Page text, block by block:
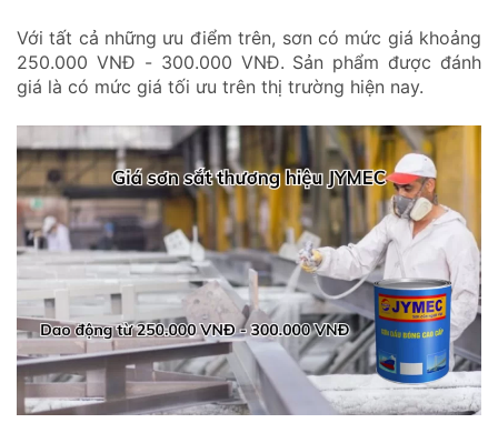
Với tất cả những ưu điểm trên, sơn có mức giá khoảng
250.000 VNĐ - 300.000 VNĐ. Sản phẩm được đánh
giá là có mức giá tối ưu trên thị trường hiện nay.